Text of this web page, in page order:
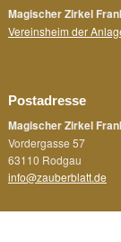
Magischer Zirkel
Vereinsheim der
Postadresse
Magischer Zirkel
Vordergasse 57
63110 Rodgau
info@zauberblatt.de